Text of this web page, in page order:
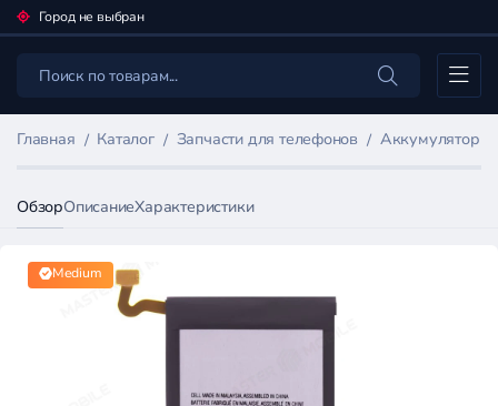
Город не выбран
Каталог
Главная Каталог Запчасти для телефонов Аккумуляторы
ОбзорОписаниеХарактеристики
Medium